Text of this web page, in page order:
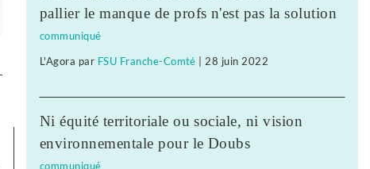
pallier le manque de profs n'est pas la solution
communiqué
L'Agora par FSU Franche-Comté 28 juin 2022
Ni équité territoriale ou sociale, ni vision
environnementale pour le Doubs
communiqué